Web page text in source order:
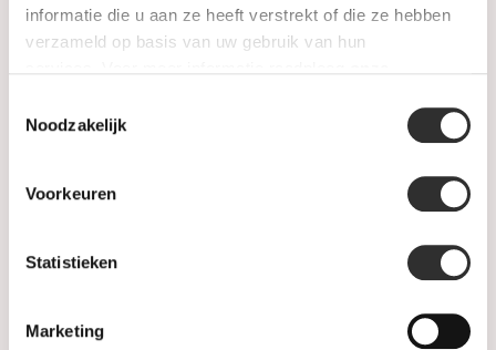
informatie die u aan ze heeft verstrekt of die ze hebben
verzameld op basis van uw gebruik van hun
Noodzakelijk
Voorkeuren
Statistieken
Marketing
Information
Levertijd & verzendkosten